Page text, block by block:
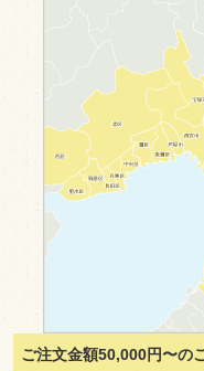
ボリューム満点
あっさりヘルシー
オードブル
格安弁当
どんぶり・セット
おにぎり
蒸す丼・温まるお弁当
ペットボトル お茶
お弁当出張販売
ご注文金額50,000円〜の